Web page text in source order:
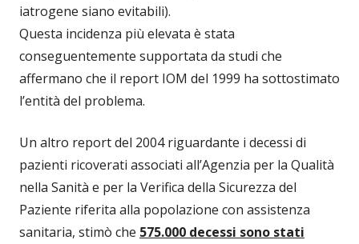
iatrogene siano evitabili).
Questa incidenza più elevata è stata
conseguentemente supportata da studi che
affermano che il report IOM del 1999 ha sottostimato
l’entità del problema.
Un altro report del 2004 riguardante i decessi di
pazienti ricoverati associati all’Agenzia per la Qualità
nella Sanità e per la Verifica della Sicurezza del
Paziente riferita alla popolazione con assistenza
sanitaria, stimò che 575.000 decessi sono stati